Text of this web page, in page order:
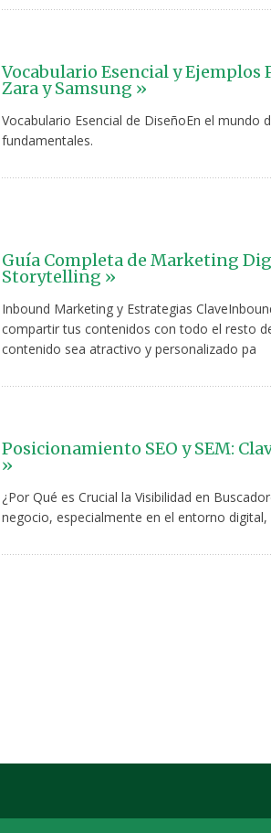
Vocabulario Esencial y Ejemplos
Zara y Samsung »
Vocabulario Esencial de DiseñoEn el mundo
fundamentales.
Guía Completa de Marketing
Storytelling »
Inbound Marketing y Estrategias
compartir tus contenidos con todo el resto
contenido sea atractivo y personalizado pa
Posicionamiento SEO y SEM:
»
¿Por Qué es Crucial la Visibilidad en
negocio, especialmente en el entorno